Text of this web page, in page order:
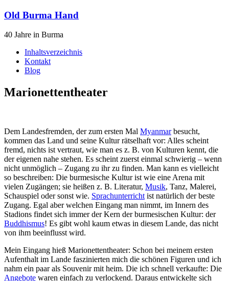
Old Burma Hand
40 Jahre in Burma
Inhaltsverzeichnis
Kontakt
Blog
Marionettentheater
Dem Landesfremden, der zum ersten Mal Myanmarbesucht,
kommen das Land und seine Kultur rätselhaft vor: Alles scheint
fremd, nichts ist vertraut, wie man es z. B. von Kulturen kennt, die
der eigenen nahe stehen. Es scheint zuerst einmal schwierig – wenn
nicht unmöglich – Zugang zu ihr zu finden. Man kann es vielleicht
so beschreiben: Die burmesische Kultur ist wie eine Arena mit
vielen Zugängen; sie heißen z. B. Literatur, Musik, Tanz, Malerei,
Schauspiel oder sonst wie. Sprachunterricht ist natürlich der beste
Zugang. Egal aber welchen Eingang man nimmt, im Innern des
Stadions findet sich immer der Kern der burmesischen Kultur: der
Buddhismus! Es gibt wohl kaum etwas in diesem Lande, das nicht
von ihm beeinflusst wird.
Mein Eingang hieß Marionettentheater: Schon bei meinem ersten
Aufenthalt im Lande faszinierten mich die schönen Figuren und ich
nahm ein paar als Souvenir mit heim. Die ich schnell verkaufte: Die
Angebote waren einfach zu verlockend. Daraus entwickelte sich